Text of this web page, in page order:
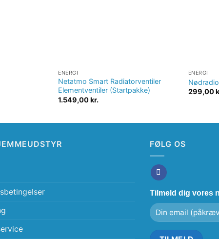
ENERGI
Netatmo Smart Radiatorventiler
Elementventiler (Startpakke)
1.549,00kr.
ENERGI
299,00
FØLG OS
Tilmeld dig vores